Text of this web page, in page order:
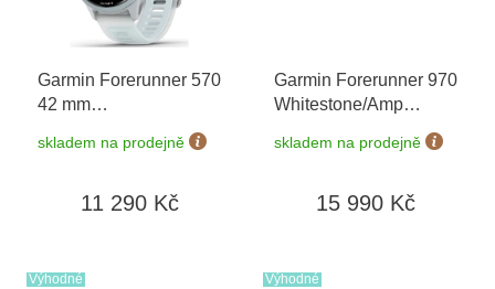
Garmin Forerunner 570
42 mm
Whitestone/Cloud Blue
010-02970-01
skladem na prodejně
11 290 Kč
Garmin Forerunner 970
Whitestone/Amp
Yellow 010-02969-11
možnost výměny do 90
skladem na prodejně
15 990 Kč
Výhodné Výhodné